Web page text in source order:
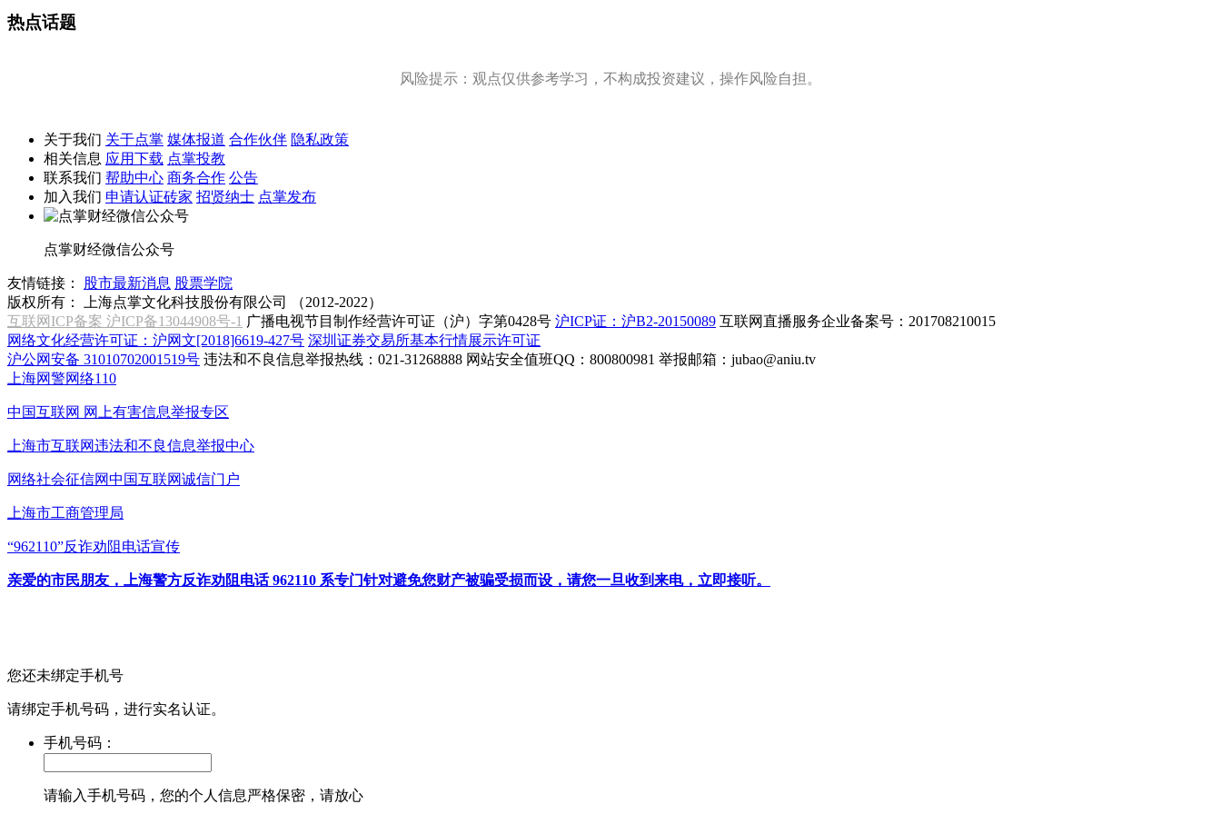
热点话题
风险提示：观点仅供参考学习，不构成投资建议，操作风险自担。
关于我们 关于点掌 媒体报道 合作伙伴 隐私政策
相关信息 应用下载 点掌投教
联系我们 帮助中心 商务合作 公告
加入我们 申请认证砖家 招贤纳士 点掌发布
点掌财经微信公众号
友情链接： 股市最新消息 股票学院
版权所有：
上海点掌文化科技股份有限公司 （2012-2022）
互联网ICP备案 沪ICP备13044908号-1 广播电视节目制作经营许可证（沪）字第0428号 沪ICP证：沪B2-20150089 互联网直播服务企业备案号：201708210015
网络文化经营许可证：沪网文[2018]6619-427号 深圳证券交易所基本行情展示许可证
沪公网安备 31010702001519号 违法和不良信息举报热线：021-31268888 网站安全值班QQ：800800981 举报邮箱： jubao@aniu.tv
上海网警网络110
中国互联网 网上有害信息举报专区
上海市互联网违法和不良信息举报中心
网络社会征信网中国互联网诚信门户
上海市工商管理局
“962110”反诈劝阻电话宣传
亲爱的市民朋友，上海警方反诈劝阻电话 962110 系专门针对避免您财产被骗受损而设，请您一旦收到来电，立即接听。
您还未绑定手机号
请绑定手机号码，进行实名认证。
手机号码：
请输入手机号码，您的个人信息严格保密，请放心